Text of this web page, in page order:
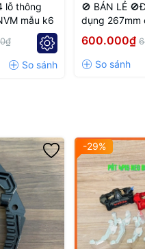
260MM / 267MM DISC –
perfect disc-to-
stopping power and a
lỗ thông
mẫu k6
🚫 BÁN LẺ
dụng 267mm
lỗ màu Vàng
600.000₫
-29%